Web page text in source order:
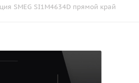
SMEG SI1M4634D прямой край